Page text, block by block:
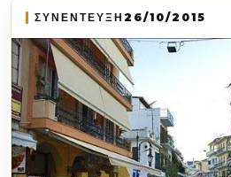
ΣΥΝΕΝΤΕΥΞΗ 26/10/2015